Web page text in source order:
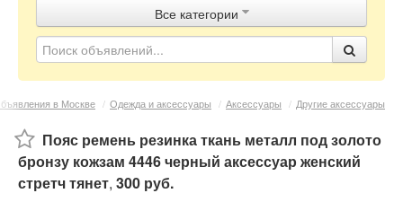
Магазины
Контакты
Все категории
в Москве / Одежда и аксессуары / Аксессуары / Другие аксессуары
Пояс ремень резинка ткань металл под золото
бронзу кожзам 4446 черный аксессуар женский
стретч тянет, 300 руб.